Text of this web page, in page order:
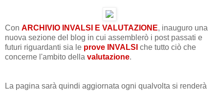
Con ARCHIVIO INVALSI E VALUTAZIONE, inauguro una
nuova sezione del blog in cui assemblerò i post passati e
futuri riguardanti sia le prove INVALSI che tutto ciò che
concerne l'ambito della valutazione.
La pagina sarà quindi aggiornata ogni qualvolta si renderà